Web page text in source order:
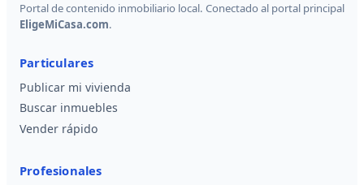
Portal de contenido inmobiliario local. Conectado al portal principal
EligeMiCasa.com.
Particulares
Publicar mi vivienda
Buscar inmuebles
Vender rápido
Profesionales